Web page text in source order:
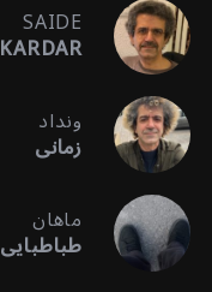
SAIDE
KARDAR
ونداد
زمانی
ماهان
طباطبایی